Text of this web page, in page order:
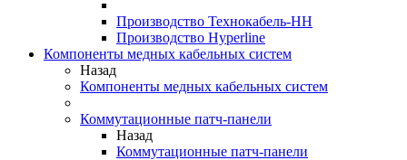
Производство Технокабель-НН
Производство Hyperline
Компоненты медных кабельных систем
Назад
Компоненты медных кабельных систем
Коммутационные патч-панели
Назад
Коммутационные патч-панели